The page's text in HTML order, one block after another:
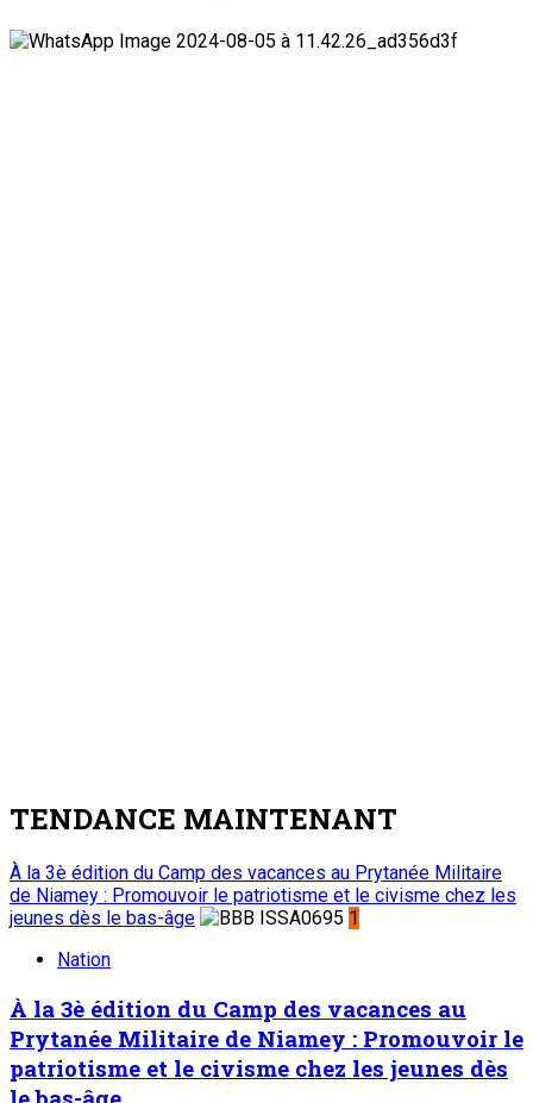
TENDANCE MAINTENANT
À la 3è édition du Camp des vacances au Prytanée Militaire
de Niamey : Promouvoir le patriotisme et le civisme chez les
jeunes dès le bas-âge
1
Nation
À la 3è édition du Camp des vacances au
Prytanée Militaire de Niamey : Promouvoir le
patriotisme et le civisme chez les jeunes dès